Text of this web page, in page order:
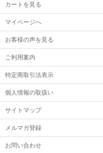
カートを見る
マイページへ
お客様の声を見る
ご利用案内
特定商取引法表示
個人情報の取扱い
サイトマップ
メルマガ登録
お問い合わせ